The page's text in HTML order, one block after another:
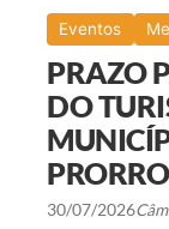
Eventos
PRAZO
DO
30/07/2026